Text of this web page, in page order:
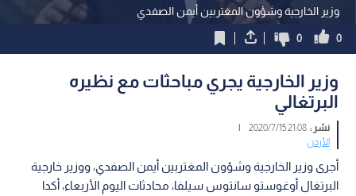
وزير الخارجية وشؤون المغتربين أيمن الصفدي
0
0
وزير الخارجية يجري مباحثات مع نظيره
البرتغالي
نشر :21:08 2020/7/15
|
الأردن
أجرى وزير الخارجية وشؤون المغتربين أيمن الصفدي، ووزير خارجية
البرتغال أوغوستو سانتوس سيلفا، محادثات اليوم الأربعاء، أكدا